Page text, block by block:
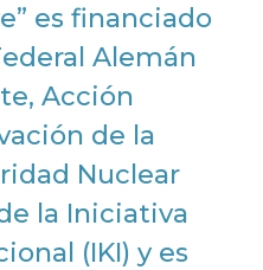
es financiado
Alemán
Acción
de la
Nuclear
la Iniciativa
(IKI) y es